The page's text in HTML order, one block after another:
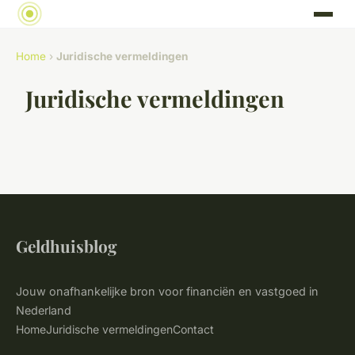
Home › Juridische vermeldingen
Juridische vermeldingen
Geldhuisblog
Jouw onafhankelijke bron voor financiën en vastgoed in
Nederland
HomeJuridische vermeldingenContact